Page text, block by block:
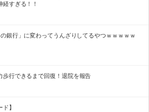
すぎる！！
の銀行」に変わってうんざりしてるやつｗｗｗｗｗ
歩行できるまで回復！退院を報告
】